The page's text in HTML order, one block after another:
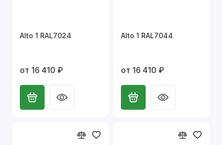
Alto 1 RAL7024
от 16 410 ₽
Alto 1 RAL7044
от 16 410 ₽